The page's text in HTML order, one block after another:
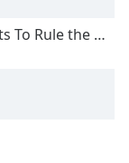
Rule the World